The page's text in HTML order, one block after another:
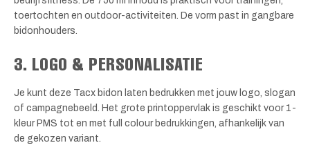
toertochten en outdoor-activiteiten. De vorm past in gangbare
bidonhouders.
3. LOGO & PERSONALISATIE
Je kunt deze Tacx bidon laten bedrukken met jouw logo, slogan
of campagnebeeld. Het grote printoppervlak is geschikt voor 1-
kleur PMS tot en met full colour bedrukkingen, afhankelijk van
de gekozen variant.